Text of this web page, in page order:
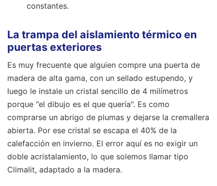
constantes.
La trampa del aislamiento térmico en
puertas exteriores
Es muy frecuente que alguien compre una puerta de
madera de alta gama, con un sellado estupendo, y
luego le instale un cristal sencillo de 4 milímetros
porque "el dibujo es el que quería". Es como
comprarse un abrigo de plumas y dejarse la cremallera
abierta. Por ese cristal se escapa el 40% de la
calefacción en invierno. El error aquí es no exigir un
doble acristalamiento, lo que solemos llamar tipo
Climalit, adaptado a la madera.